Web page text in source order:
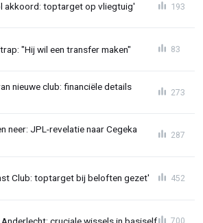
akkoord: toptarget op vliegtuig' 193
"Hij wil een transfer maken" 83
nieuwe club: financiële details
273
neer: JPL-revelatie naar Cegeka
287
Club: toptarget bij beloften gezet' 452
700